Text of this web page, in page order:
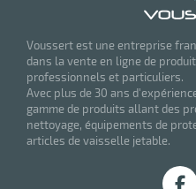
Voussert est une entreprise
dans la vente en ligne de
professionnels et particuliers.
Avec plus de 30 ans
gamme de produits allant des
nettoyage, équipements de
articles de vaisselle jetable.